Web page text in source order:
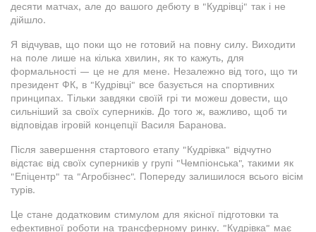
десяти матчах, але до вашого дебюту в "Кудрівці" так і не
дійшло.
Я відчував, що поки що не готовий на повну силу. Виходити
на поле лише на кілька хвилин, як то кажуть, для
формальності — це не для мене. Незалежно від того, що ти
президент ФК, в "Кудрівці" все базується на спортивних
принципах. Тільки завдяки своїй грі ти можеш довести, що
сильніший за своїх суперників. До того ж, важливо, щоб ти
відповідав ігровій концепції Василя Баранова.
Після завершення стартового етапу "Кудрівка" відчутно
відстає від своїх суперників у групі "Чемпіонська", такими як
"Епіцентр" та "Агробізнес". Попереду залишилося всього вісім
турів.
Це стане додатковим стимулом для якісної підготовки та
ефективної роботи на трансферному ринку. "Кудрівка" має